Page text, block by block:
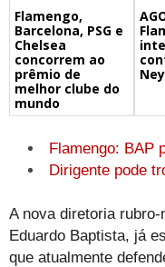
Flamengo,
Barcelona, PSG e
Chelsea
concorrem ao
prêmio de
melhor clube do
mundo
Flamengo: BAP
Dirigente pode
A nova diretoria
Eduardo Baptista, já
que atualmente